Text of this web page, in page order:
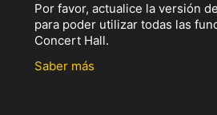
Por favor, actualice la versión
para poder utilizar todas las
Concert Hall.
Saber más